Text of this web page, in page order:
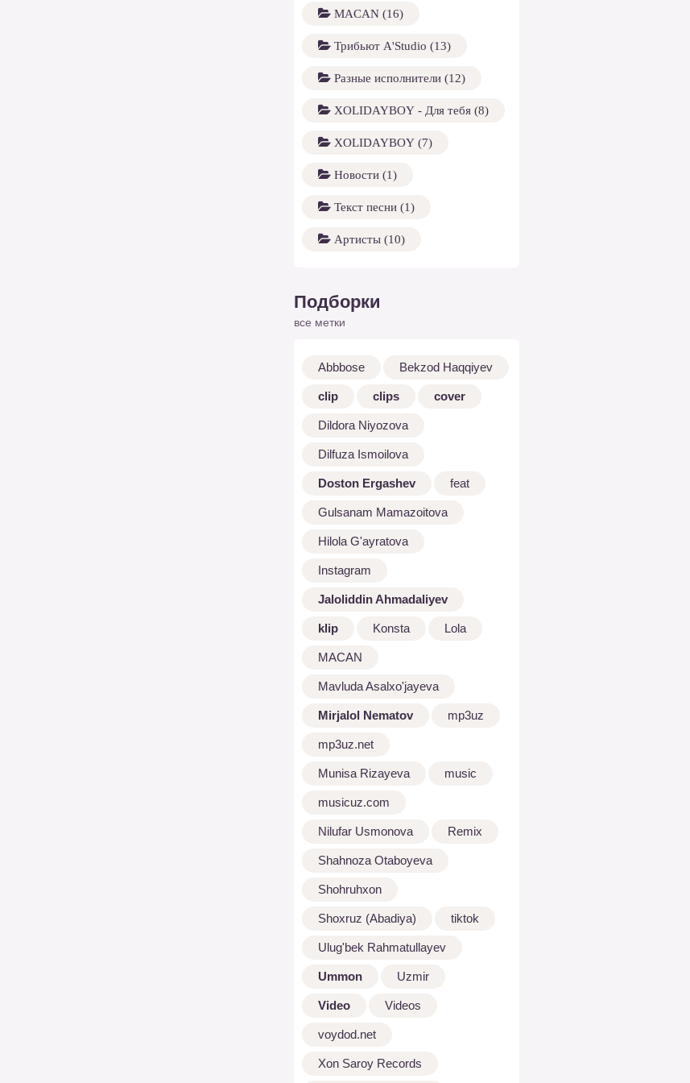
MACAN (16)
Трибьют A'Studio (13)
Разные исполнители (12)
XOLIDAYBOY - Для тебя (8)
XOLIDAYBOY (7)
Новости (1)
Текст песни (1)
Артисты (10)
Подборки
все метки
Abbbose Bekzod Haqqiyev
clip clips cover
Dildora Niyozova
Dilfuza Ismoilova
Doston Ergashev feat
Gulsanam Mamazoitova
Hilola G'ayratova
Instagram
Jaloliddin Ahmadaliyev
klip Konsta Lola
MACAN
Mavluda Asalxo'jayeva
Mirjalol Nematov mp3uz
mp3uz.net
Munisa Rizayeva music
musicuz.com
Nilufar Usmonova Remix
Shahnoza Otaboyeva
Shohruhxon
Shoxruz (Abadiya) tiktok
Ulug'bek Rahmatullayev
Ummon Uzmir
Video Videos
voydod.net
Xon Saroy Records